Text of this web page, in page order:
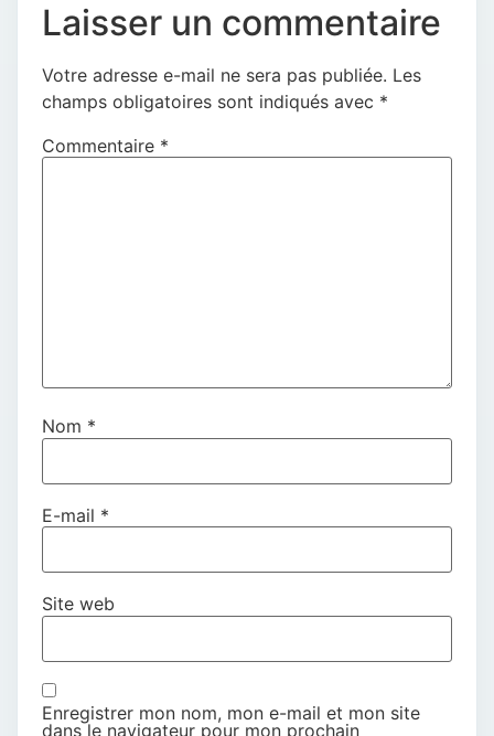
Laisser un commentaire
Votre adresse e-mail ne sera pas publiée. Les
champs obligatoires sont indiqués avec *
Commentaire *
Nom *
E-mail *
Site web
Enregistrer mon nom, mon e-mail et mon site
dans le navigateur pour mon prochain